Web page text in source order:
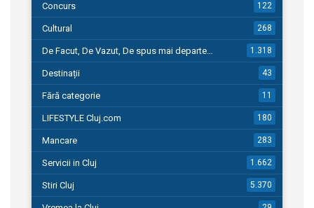
Concurs 122
Cultural 268
De Facut, De Vazut, De spus mai departe… 1.318
Destinații 43
Fără categorie 11
LIFESTYLE Cluj.com 180
Mancare 283
Servicii in Cluj 1.662
Stiri Cluj 5.370